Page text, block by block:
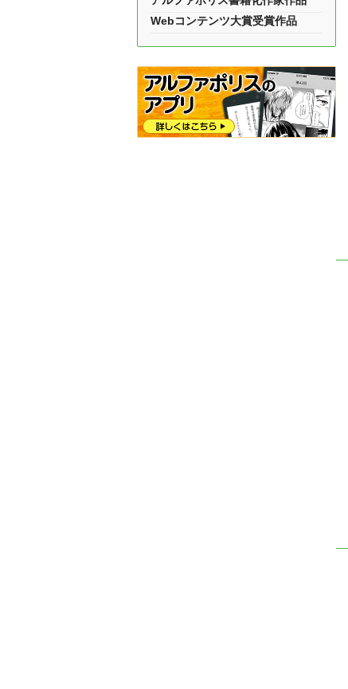
Webコンテンツ大賞受賞作品